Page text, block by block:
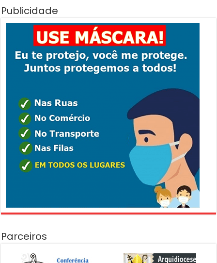
Publicidade
Parceiros